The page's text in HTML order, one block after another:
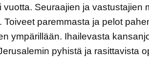
vuotta. Seuraajien ja vastustajien
Toiveet paremmasta ja pelot
ympärillään. Ihailevasta
pyhistä ja rasittavista